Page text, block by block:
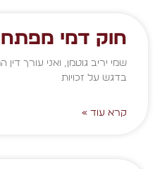
חוק דמי מפתח
שמי יריב גוטמן, ואני עורך
בדגש על זכויות
קרא עוד »